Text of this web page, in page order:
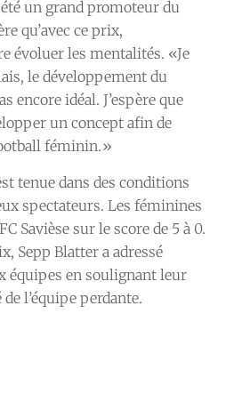
un grand promoteur du
qu’avec ce prix,
évoluer les mentalités. «Je
le développement du
encore idéal. J’espère que
un concept afin de
féminin.»
tenue dans des conditions
spectateurs. Les féminines
Savièse sur le score de 5 à 0.
Sepp Blatter a adressé
équipes en soulignant leur
l’équipe perdante.